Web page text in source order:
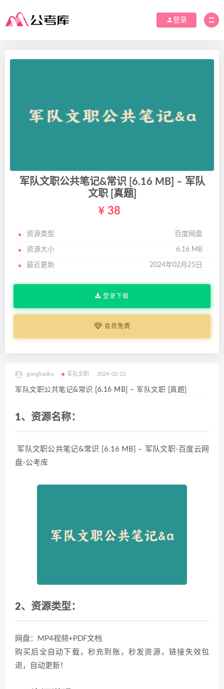
登录
军队文职公共笔记&常识 [6.16 MB] – 军队
文职 [真题]
38
资源类型 百度网盘
资源大小 6.16 MB
最近更新 2024年02月25日
登录下载
会员免费
gongkaoku 军队文职 2024-02-23
军队文职公共笔记&常识 [6.16 MB] – 军队文职 [真题]
1、资源名称：
军队文职公共笔记&常识 [6.16 MB] – 军队文职-百度云网
盘-公考库
2、资源类型：
网盘：MP4视频+PDF文档
购买后全自动下载，秒充到账，秒发资源，链接失效包
退，自动更新！